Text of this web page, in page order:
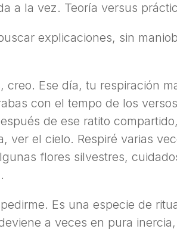
a la vez. Teoría versus
explicaciones, sin
Ese día, tu respiración
con el tempo de los
de ese ratito
el cielo. Respiré varias
flores silvestres,
Es una especie de
a veces en pura